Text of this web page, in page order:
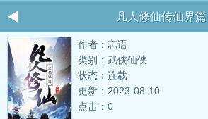
凡人修仙传仙界篇
作者：忘语
类别：武侠仙侠
状态：连载
更新：2023-08-10
点击：0